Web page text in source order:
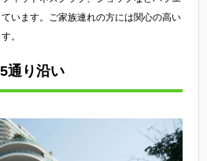
います。ご家族連れの方には関心の高い
。
通り沿い